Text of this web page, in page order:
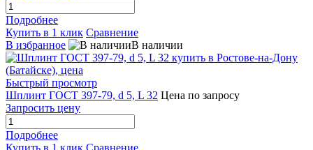
Подробнее
Купить в 1 клик Сравнение
В избранное
В наличии
Быстрый просмотр
Шплинт ГОСТ 397-79, d 5, L 32 Цена по запросу
Запросить цену
Подробнее
Купить в 1 клик Сравнение